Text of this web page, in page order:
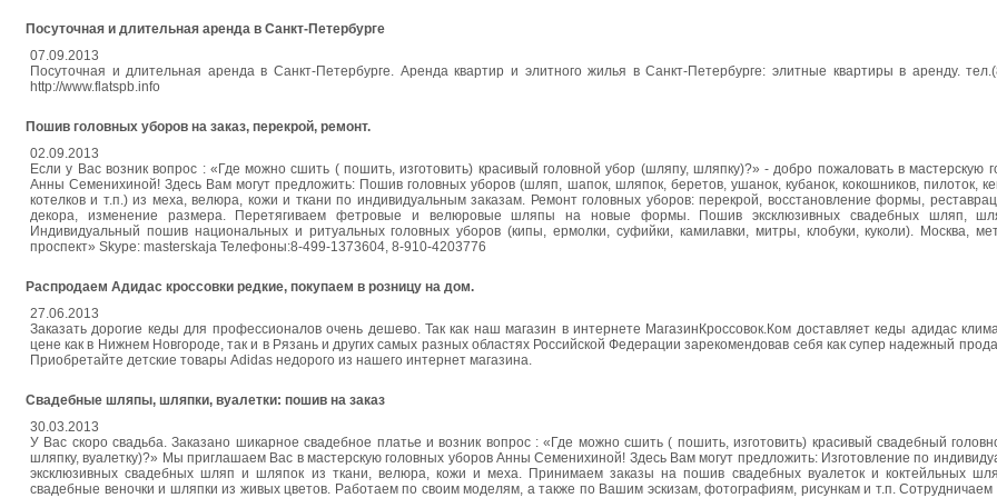
Посуточная и длительная аренда в Санкт-Петербурге
07.09.2013
Посуточная и длительная аренда в Санкт-Петербурге. Аренда квартир и элитного жилья в Санкт-Петербурге: элитные квартиры в аренду.
http://www.flatspb.info
Пошив головных уборов на заказ, перекрой, ремонт.
02.09.2013
Если у Вас возник вопрос : «Где можно сшить ( пошить, изготовить) красивый головной убор (шляпу, шляпку)?» - добро пожаловать в мастерскую
Анны Семенихиной! Здесь Вам могут предложить: Пошив головных уборов (шляп, шапок, шляпок, беретов, ушанок, кубанок, кокошников, пилоток,
котелков и т.п.) из меха, велюра, кожи и ткани по индивидуальным заказам. Ремонт головных уборов: перекрой, восстановление формы,
декора, изменение размера. Перетягиваем фетровые и велюровые шляпы на новые формы. Пошив эксклюзивных свадебных шляп,
Индивидуальный пошив национальных и ритуальных головных уборов (кипы, ермолки, суфийки, камилавки, митры, клобуки, куколи). Москва,
проспект» Skype: masterskaja Телефоны:8-499-1373604, 8-910-4203776
Распродаем Адидас кроссовки редкие, покупаем в розницу на дом.
27.06.2013
Заказать дорогие кеды для профессионалов очень дешево. Так как наш магазин в интернете МагазинКроссовок.Ком доставляет кеды адидас
цене как в Нижнем Новгороде, так и в Рязань и других самых разных областях Российской Федерации зарекомендовав себя как супер надежный
Приобретайте детские товары Adidas недорого из нашего интернет магазина.
Свадебные шляпы, шляпки, вуалетки: пошив на заказ
30.03.2013
У Вас скоро свадьба. Заказано шикарное свадебное платье и возник вопрос : «Где можно сшить ( пошить, изготовить) красивый свадебный
шляпку, вуалетку)?» Мы приглашаем Вас в мастерскую головных уборов Анны Семенихиной! Здесь Вам могут предложить: Изготовление по
эксклюзивных свадебных шляп и шляпок из ткани, велюра, кожи и меха. Принимаем заказы на пошив свадебных вуалеток и коктейльных
свадебные веночки и шляпки из живых цветов. Работаем по своим моделям, а также по Вашим эскизам, фотографиям, рисункам и т.п.